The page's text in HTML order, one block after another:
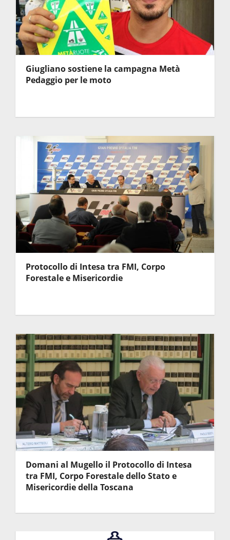
Giugliano sostiene la campagna Metà
Pedaggio per le moto
Protocollo di Intesa tra FMI, Corpo
Forestale e Misericordie
Domani al Mugello il Protocollo di Intesa
tra FMI, Corpo Forestale dello Stato e
Misericordie della Toscana